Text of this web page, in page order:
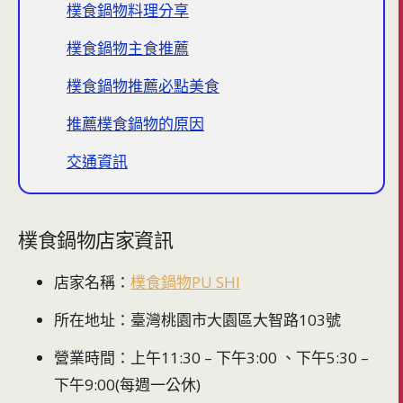
樸食鍋物料理分享
樸食鍋物主食推薦
樸食鍋物推薦必點美食
推薦樸食鍋物的原因
交通資訊
樸食鍋物店家資訊
店家名稱： 樸食鍋物PU SHI
所在地址：臺灣桃園市大園區大智路103號
營業時間：上午11:30 – 下午3:00 、下午5:30 –
下午9:00(每週一公休)